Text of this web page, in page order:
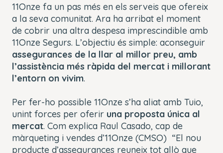
11Onze fa un pas més en els serveis que ofereix
a la seva comunitat. Ara ha arribat el moment
de cobrir una altra despesa imprescindible amb
11Onze Segurs. L’objectiu és simple: aconseguir
assegurances de la llar al millor preu, amb
l’assistència més ràpida del mercat i millorant
l’entorn on vivim.
Per fer-ho possible 11Onze s’ha aliat amb Tuio,
unint forces per oferir una proposta única al
mercat. Com explica Raul Casado, cap de
màrqueting i vendes d’11Onze (CMSO) “El nou
producte d’assegurances reuneix tot allò que